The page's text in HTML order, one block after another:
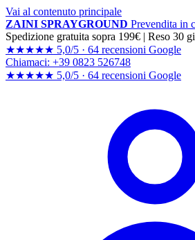
Vai al contenuto principale
ZAINI SPRAYGROUND Prevendita in
Spedizione gratuita sopra 199€ | Reso 30
★★★★★ 5,0/5 · 64 recensioni Google
Chiamaci: +39 0823 526748
★★★★★ 5,0/5 · 64 recensioni Google